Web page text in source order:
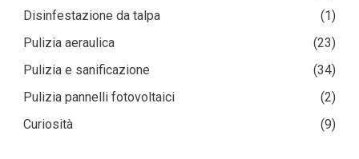
Disinfestazione da talpa
(1)
Pulizia aeraulica
(23)
Pulizia e sanificazione
(34)
Pulizia pannelli fotovoltaici
(2)
Curiosità
(9)